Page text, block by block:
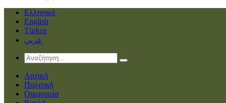
Ελληνικά
English
Türkçe
عربي
Αρχική
Πολιτική
Οικονομία